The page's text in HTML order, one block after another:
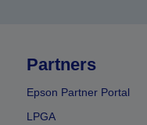
Partners
Epson Partner Portal
LPGA